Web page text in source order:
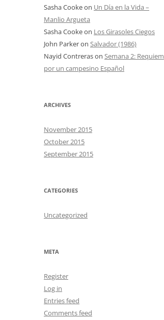
Sasha Cookeon Un Día en la Vida –
Manlio Argueta
Sasha Cookeon Los Girasoles Ciegos
John Parkeron Salvador (1986)
Nayid Contrerason Semana 2: Requiem
por un campesino Español
ARCHIVES
November 2015
October 2015
September 2015
CATEGORIES
Uncategorized
META
Register
Log in
Entries feed
Comments feed